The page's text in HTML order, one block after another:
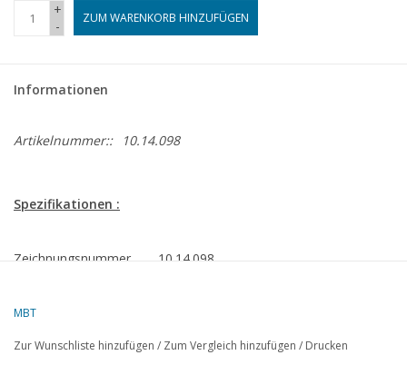
+
-
ZUM WARENKORB HINZUFÜGEN
Informationen
Artikelnummer:: 10.14.098
Spezifikationen :
Zeichnungsnummer
10.14.098
Qualität
allgemeiner Plan; Spantenriss 1:50
MBT
Zur Wunschliste hinzufügen / Zum Vergleich hinzufügen / Drucken